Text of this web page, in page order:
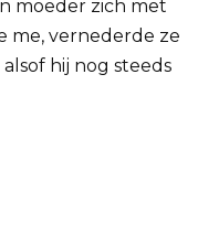
moeder zich met
me, vernederde ze
hij nog steeds